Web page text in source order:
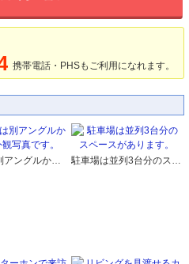
携帯電話・PHSもご利用になれます。
コチラは別アングルから見た外観写真です。 駐車場は並列3台分のスペースがあります。